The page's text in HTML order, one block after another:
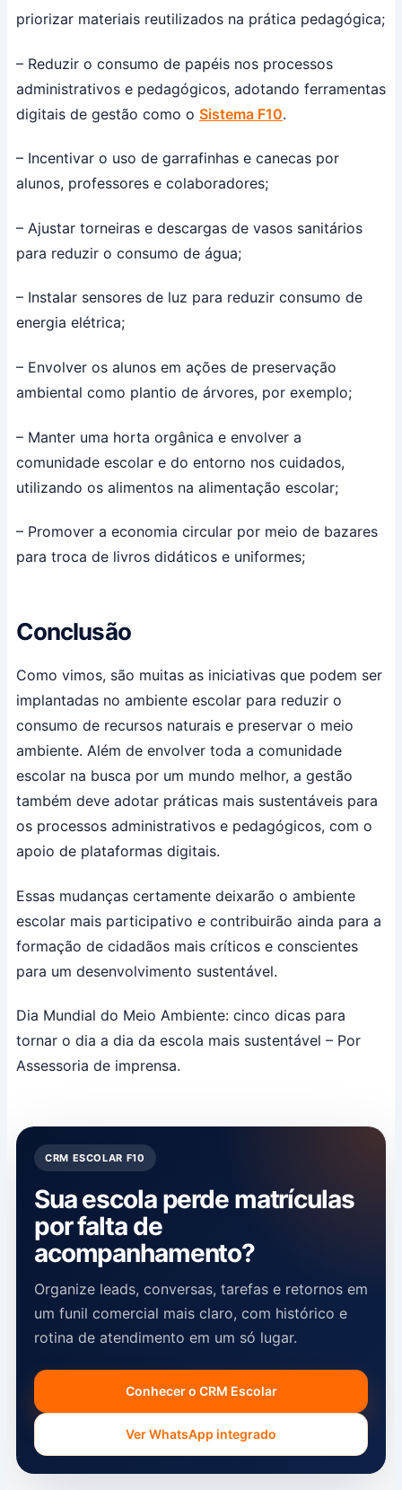
priorizar materiais reutilizados na prática pedagógica;
– Reduzir o consumo de papéis nos processos
administrativos e pedagógicos, adotando ferramentas
digitais de gestão como o Sistema F10.
– Incentivar o uso de garrafinhas e canecas por
alunos, professores e colaboradores;
– Ajustar torneiras e descargas de vasos sanitários
para reduzir o consumo de água;
– Instalar sensores de luz para reduzir consumo de
energia elétrica;
– Envolver os alunos em ações de preservação
ambiental como plantio de árvores, por exemplo;
– Manter uma horta orgânica e envolver a
comunidade escolar e do entorno nos cuidados,
utilizando os alimentos na alimentação escolar;
– Promover a economia circular por meio de bazares
para troca de livros didáticos e uniformes;
Conclusão
Como vimos, são muitas as iniciativas que podem ser
implantadas no ambiente escolar para reduzir o
consumo de recursos naturais e preservar o meio
ambiente. Além de envolver toda a comunidade
escolar na busca por um mundo melhor, a gestão
também deve adotar práticas mais sustentáveis para
os processos administrativos e pedagógicos, com o
apoio de plataformas digitais.
Essas mudanças certamente deixarão o ambiente
escolar mais participativo e contribuirão ainda para a
formação de cidadãos mais críticos e conscientes
para um desenvolvimento sustentável.
Dia Mundial do Meio Ambiente: cinco dicas para
tornar o dia a dia da escola mais sustentável – Por
Assessoria de imprensa.
CRM ESCOLAR F10
Sua escola perde matrículas
por falta de
acompanhamento?
Organize leads, conversas, tarefas e retornos em
um funil comercial mais claro, com histórico e
rotina de atendimento em um só lugar.
Conhecer o CRM Escolar
Ver WhatsApp integrado